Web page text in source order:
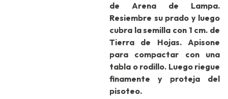
de Arena de Lampa.
Resiembre su prado y luego
cubra la semilla con 1 cm. de
Tierra de Hojas. Apisone
para compactar con una
tabla o rodillo. Luego riegue
finamente y proteja del
pisoteo.